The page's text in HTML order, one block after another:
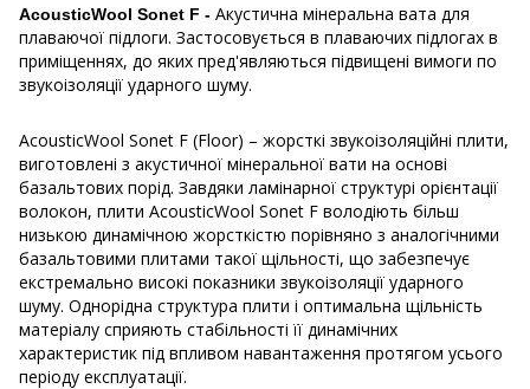
AcousticWool Sonet F - Акустична мінеральна вата для
плаваючої підлоги. Застосовується в плаваючих підлогах в
приміщеннях, до яких пред'являються підвищені вимоги по
звукоізоляції ударного шуму.
AcousticWool Sonet F (Floor) – жорсткі звукоізоляційні плити,
виготовлені з акустичної мінеральної вати на основі
базальтових порід. Завдяки ламінарної структурі орієнтації
волокон, плити AcousticWool Sonet F володіють більш
низькою динамічною жорсткістю порівняно з аналогічними
базальтовими плитами такої щільності, що забезпечує
екстремально високі показники звукоізоляції ударного
шуму. Однорідна структура плити і оптимальна щільність
матеріалу сприяють стабільності її динамічних
характеристик під впливом навантаження протягом усього
періоду експлуатації.